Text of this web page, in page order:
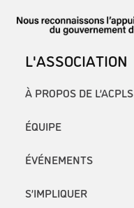
L'ASSOCIATION
À PROPOS DE L’ACPLS
ÉQUIPE
ÉVÉNEMENTS
S’IMPLIQUER